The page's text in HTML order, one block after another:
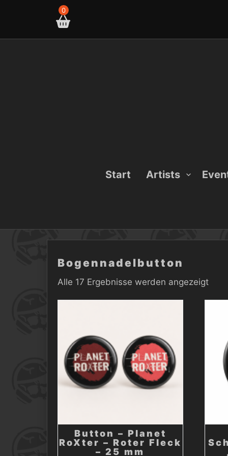
0
Start Artists
Bogennadelbutton
Alle 17 Ergebnisse werden angezeigt
Button – Planet
RoXter – Roter Fleck
– 25 mm